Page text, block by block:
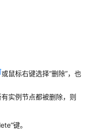
或鼠标右键选择“删除”，也
实例节点都被删除，则
键。